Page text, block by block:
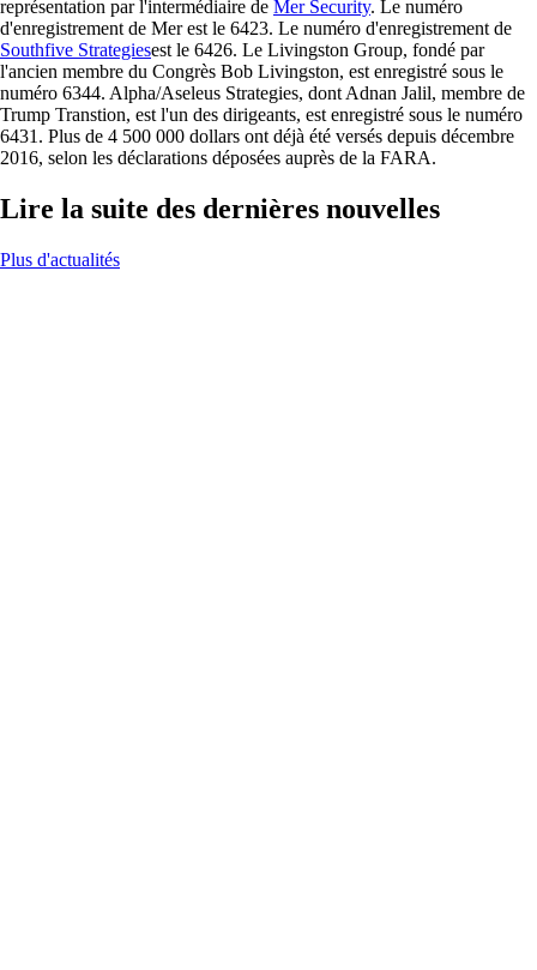
représentation par l'intermédiaire de Mer Security. Le numéro
d'enregistrement de Mer est le 6423. Le numéro d'enregistrement de
Southfive Strategiesest le 6426. Le Livingston Group, fondé par
l'ancien membre du Congrès Bob Livingston, est enregistré sous le
numéro 6344. Alpha/Aseleus Strategies, dont Adnan Jalil, membre de
Trump Transtion, est l'un des dirigeants, est enregistré sous le numéro
6431. Plus de 4 500 000 dollars ont déjà été versés depuis décembre
2016, selon les déclarations déposées auprès de la FARA.
Lire la suite des dernières nouvelles
Plus d'actualités